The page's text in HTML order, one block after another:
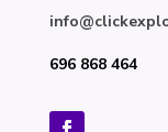
696 868 464